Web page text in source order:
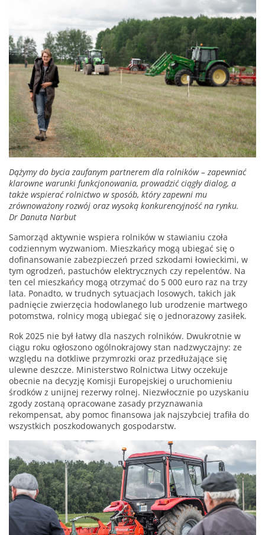
Dążymy do bycia zaufanym partnerem dla rolników – zapewniać
klarowne warunki funkcjonowania, prowadzić ciągły dialog, a
także wspierać rolnictwo w sposób, który zapewni mu
zrównoważony rozwój oraz wysoką konkurencyjność na rynku.
Dr Danuta Narbut
Samorząd aktywnie wspiera rolników w stawianiu czoła
codziennym wyzwaniom. Mieszkańcy mogą ubiegać się o
dofinansowanie zabezpieczeń przed szkodami łowieckimi, w
tym ogrodzeń, pastuchów elektrycznych czy repelentów. Na
ten cel mieszkańcy mogą otrzymać do 5 000 euro raz na trzy
lata. Ponadto, w trudnych sytuacjach losowych, takich jak
padnięcie zwierzęcia hodowlanego lub urodzenie martwego
potomstwa, rolnicy mogą ubiegać się o jednorazowy zasiłek.
Rok 2025 nie był łatwy dla naszych rolników. Dwukrotnie w
ciągu roku ogłoszono ogólnokrajowy stan nadzwyczajny: ze
względu na dotkliwe przymrozki oraz przedłużające się
ulewne deszcze. Ministerstwo Rolnictwa Litwy oczekuje
obecnie na decyzję Komisji Europejskiej o uruchomieniu
środków z unijnej rezerwy rolnej. Niezwłocznie po uzyskaniu
zgody zostaną opracowane zasady przyznawania
rekompensat, aby pomoc finansowa jak najszybciej trafiła do
wszystkich poszkodowanych gospodarstw.